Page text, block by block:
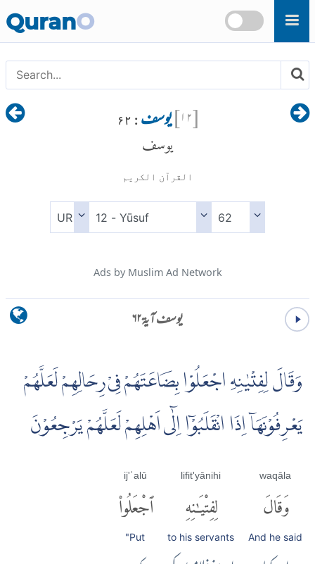
Skip to main content
QuranO
[۱۲]یوسف : ۶۲
يوسف
القرآن الكريم
Ads by Muslim Ad Network
یوسف آية ۶۲
وَقَالَ لِفِتْيٰنِهِ اجْعَلُوْا بِضَاعَتَهُمْ فِىْ رِحَالِهِمْ لَعَلَّهُمْ
يَعْرِفُوْنَهَاۤ اِذَا انْقَلَبُوْۤا اِلٰۤى اَهْلِهِمْ لَعَلَّهُمْ يَرْجِعُوْنَ
waqāla
وَقَالَ
And he said
lifit'yānihi
لِفِتْيَٰنِهِ
to his servants
ij'ʿalū
ٱجْعَلُوا۟
"Put